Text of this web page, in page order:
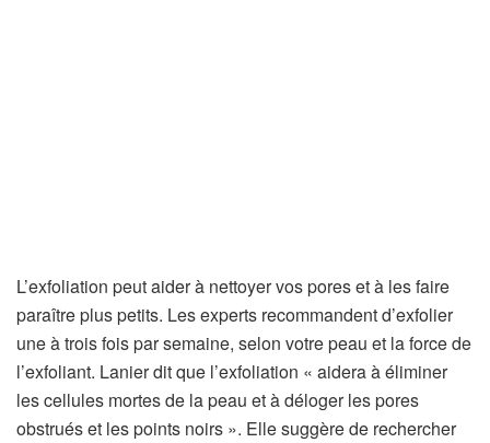
L’exfoliation peut aider à nettoyer vos pores et à les faire
paraître plus petits. Les experts recommandent d’exfolier
une à trois fois par semaine, selon votre peau et la force de
l’exfoliant. Lanier dit que l’exfoliation « aidera à éliminer
les cellules mortes de la peau et à déloger les pores
obstrués et les points noirs ». Elle suggère de rechercher